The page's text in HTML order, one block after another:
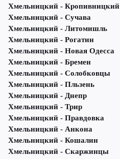
Хмельницкий - Кропивницкий
Хмельницкий - Сучава
Хмельницкий - Литомишль
Хмельницкий - Рогатин
Хмельницкий - Новая Одесса
Хмельницкий - Бремен
Хмельницкий - Солобковцы
Хмельницкий - Пльзень
Хмельницкий - Днепр
Хмельницкий - Трир
Хмельницкий - Правдовка
Хмельницкий - Анкона
Хмельницкий - Кошалин
Хмельницкий - Скаржинцы